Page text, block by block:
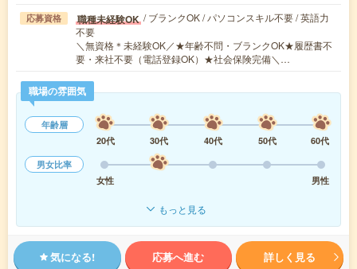
応募資格 職種未経験OK / ブランクOK / パソコンスキル不要 / 英語力
不要
＼無資格＊未経験OK／★年齢不問・ブランクOK★履歴書不
要・来社不要（電話登録OK）★社会保険完備＼…
職場の雰囲気
年齢層
20代
30代 40代 50代
60代
男女比率
女性
男性
もっと見る
気になる! 応募へ進む 詳しく見る